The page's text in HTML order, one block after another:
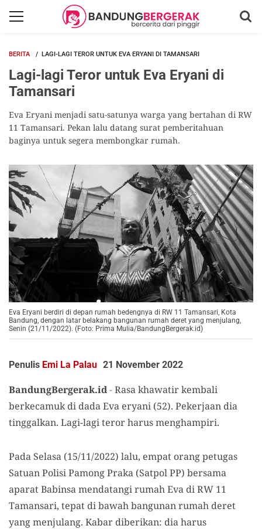
BERITA LAGI-LAGI TEROR UNTUK EVA ERYANI DI TAMANSARI
Lagi-lagi Teror untuk Eva Eryani di
Tamansari
Eva Eryani menjadi satu-satunya warga yang bertahan di RW
11 Tamansari. Pekan lalu datang surat pemberitahuan
baginya untuk segera membongkar rumah.
Eva Eryani berdiri di depan rumah bedengnya di RW 11 Tamansari, Kota
Bandung, dengan latar belakang bangunan rumah deret yang menjulang,
Senin (21/11/2022). (Foto: Prima Mulia/BandungBergerak.id)
Penulis Emi La Palau 21 November 2022
BandungBergerak.id-Rasa khawatir kembali
berkecamuk di dada Eva eryani (52). Pekerjaan dia
tinggalkan. Lagi-lagi teror harus menghampiri.
Pada Selasa (15/11/2022) lalu, empat orang petugas
Satuan Polisi Pamong Praka (Satpol PP) bersama
aparat Babinsa mendatangi rumah Eva di RW 11
Tamansari, tepat di bawah bangunan rumah deret
yang menjulang. Kabar diberikan: dia harus